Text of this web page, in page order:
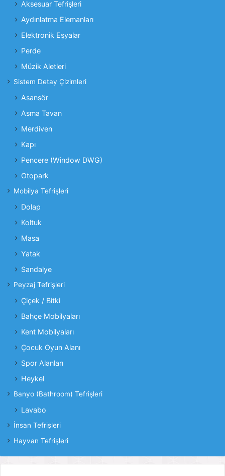
Aksesuar Tefrişleri
Aydınlatma Elemanları
Elektronik Eşyalar
Perde
Müzik Aletleri
Sistem Detay Çizimleri
Asansör
Asma Tavan
Merdiven
Kapı
Pencere (Window DWG)
Otopark
Mobilya Tefrişleri
Dolap
Koltuk
Masa
Yatak
Sandalye
Peyzaj Tefrişleri
Çiçek / Bitki
Bahçe Mobilyaları
Kent Mobilyaları
Çocuk Oyun Alanı
Spor Alanları
Heykel
Banyo (Bathroom) Tefrişleri
Lavabo
İnsan Tefrişleri
Hayvan Tefrişleri